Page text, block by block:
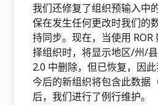
我们还修复了组织预输入中
保在发生任何更改时我们的
持同步。现在，当使用
择组织时，将显示地区/州/
2.0 中删除，但已恢复，因
今后的新组织将包含此数据
后，我们进行了例行维护。